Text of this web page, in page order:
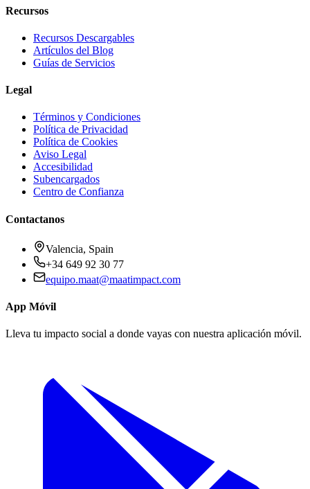
Recursos
Recursos Descargables
Artículos del Blog
Guías de Servicios
Legal
Términos y Condiciones
Política de Privacidad
Política de Cookies
Aviso Legal
Accesibilidad
Subencargados
Centro de Confianza
Contactanos
Valencia, Spain
+34 649 92 30 77
equipo.maat@maatimpact.com
App Móvil
Lleva tu impacto social a donde vayas con nuestra aplicación móvil.